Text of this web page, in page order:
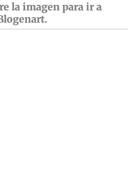
la imagen para ir a